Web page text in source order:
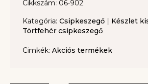
Cikkszám: 06-902
Kategória: Csipkeszegő | Készlet
Törtfehér csipkeszegő
Cimkék: Akciós termékek